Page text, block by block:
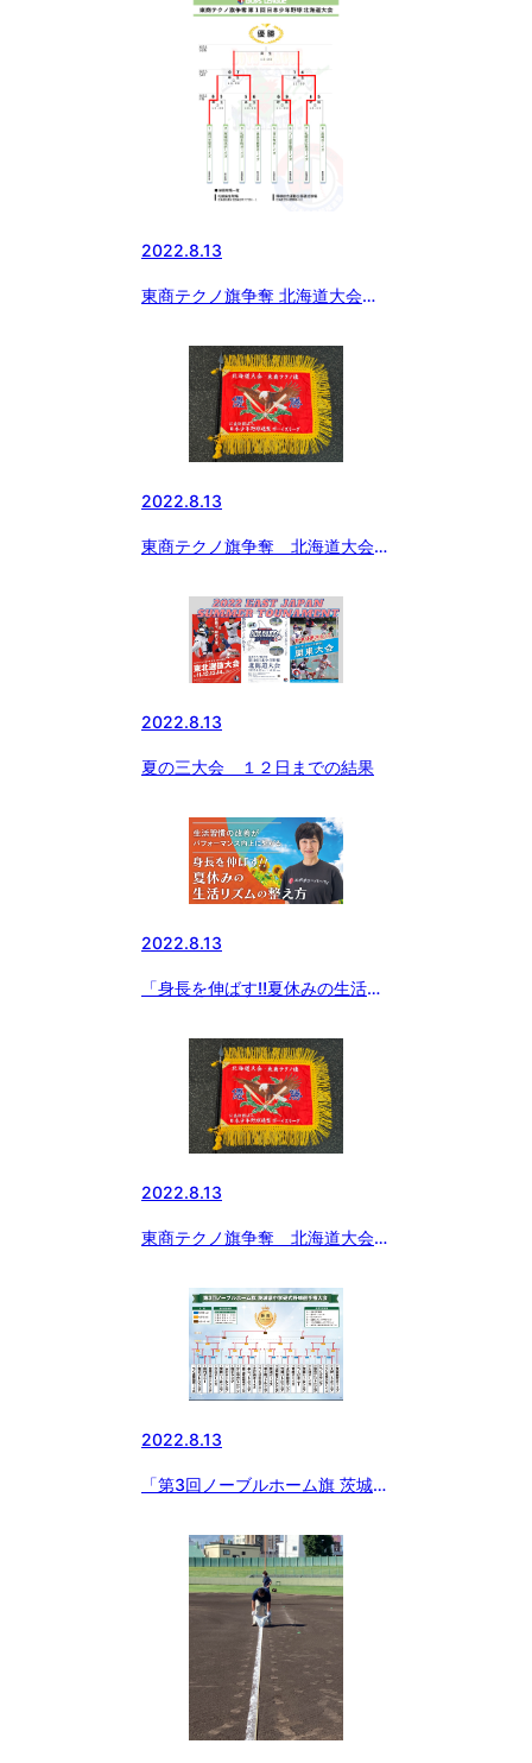
2022.8.13
東商テクノ旗争奪 北海道大会
2022.8.13
東商テクノ旗争奪 北海道大会
2022.8.13
夏の三大会 １２日までの結果
2022.8.13
「身長を伸ばす‼︎夏休みの生活リ
ポーツ栄養学セミナー
2022.8.13
東商テクノ旗争奪 北海道大会
2022.8.13
「第3回ノーブルホーム旗 茨城中